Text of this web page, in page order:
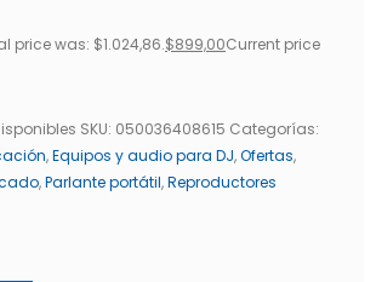
price was: $1.024,86.$899,00Current price
SKU: 050036408615 Categorías:
,Equipos y audio para DJ,Ofertas,
,Parlante portátil,Reproductores